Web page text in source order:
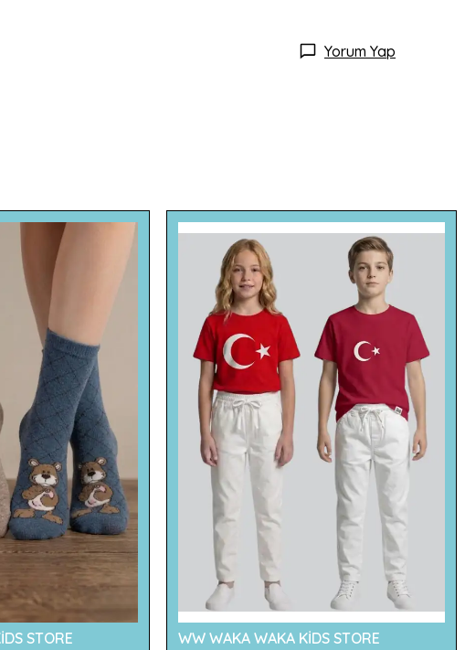
Yorum Yap
STORE WW WAKA WAKA KİDS STORE